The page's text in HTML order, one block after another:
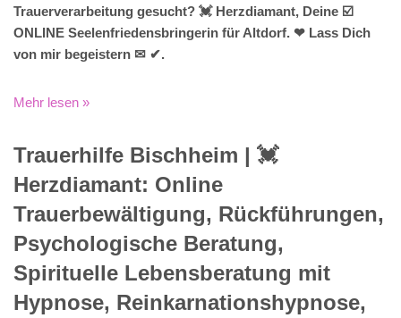
Trauerverarbeitung gesucht? 💓️ Herzdiamant, Deine ☑️
ONLINE Seelenfriedensbringerin für Altdorf. ❤ Lass Dich
von mir begeistern ✉ ✔.
Mehr lesen »
Trauerhilfe Bischheim | 💓️️
Herzdiamant: Online
Trauerbewältigung, Rückführungen,
Psychologische Beratung,
Spirituelle Lebensberatung mit
Hypnose, Reinkarnationshypnose,